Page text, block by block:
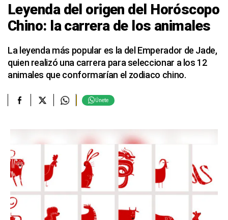
Leyenda del origen del Horóscopo
Chino: la carrera de los animales
La leyenda más popular es la del Emperador de Jade,
quien realizó una carrera para seleccionar a los 12
animales que conformarían el zodiaco chino.
Únete